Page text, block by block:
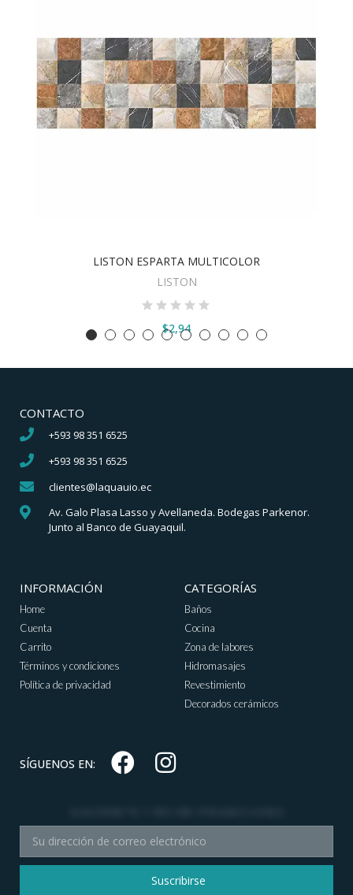
VER OPCIONES
LISTON ESPARTA MULTICOLOR
LISTON
$2,94
CONTACTO
+593 98 351 6525
+593 98 351 6525
clientes@laquauio.ec
Av. Galo Plasa Lasso y Avellaneda. Bodegas Parkenor.
Junto al Banco de Guayaquil.
INFORMACIÓN
Home
Cuenta
Carrito
Términos y condiciones
Política de privacidad
CATEGORÍAS
Baños
Cocina
Zona de labores
Hidromasajes
Revestimiento
Decorados cerámicos
SÍGUENOS EN:
Suscribirse